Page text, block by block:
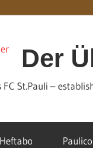
Der
FC St.Pauli –
Heftabo